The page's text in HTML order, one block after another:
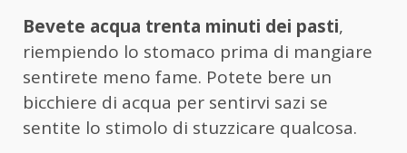
Bevete acqua trenta minuti dei pasti,
riempiendo lo stomaco prima di mangiare
sentirete meno fame. Potete bere un
bicchiere di acqua per sentirvi sazi se
sentite lo stimolo di stuzzicare qualcosa.